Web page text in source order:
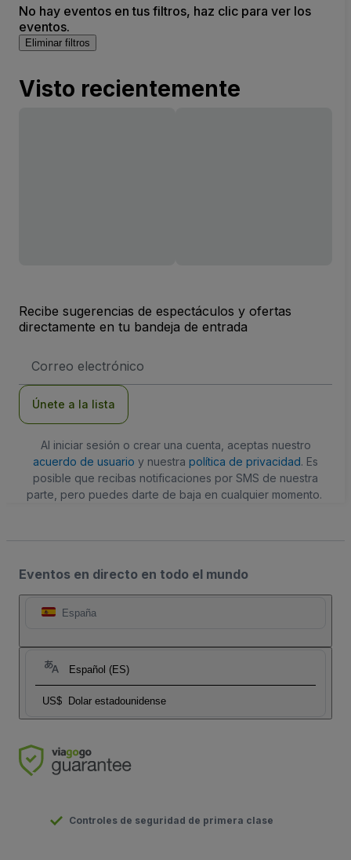
No hay eventos en tus filtros, haz clic para ver los
eventos.
Eliminar filtros
Visto recientemente
Recibe sugerencias de espectáculos y ofertas
directamente en tu bandeja de entrada
de
Únete a la lista
Al iniciar sesión o crear una cuenta, aceptas nuestro
acuerdo de usuario y nuestra política de privacidad. Es
posible que recibas notificaciones por SMS de nuestra
parte, pero puedes darte de baja en cualquier momento.
Eventos en directo en todo el mundo
España
Español (ES)
US$ Dolar estadounidense
Controles de seguridad de primera clase